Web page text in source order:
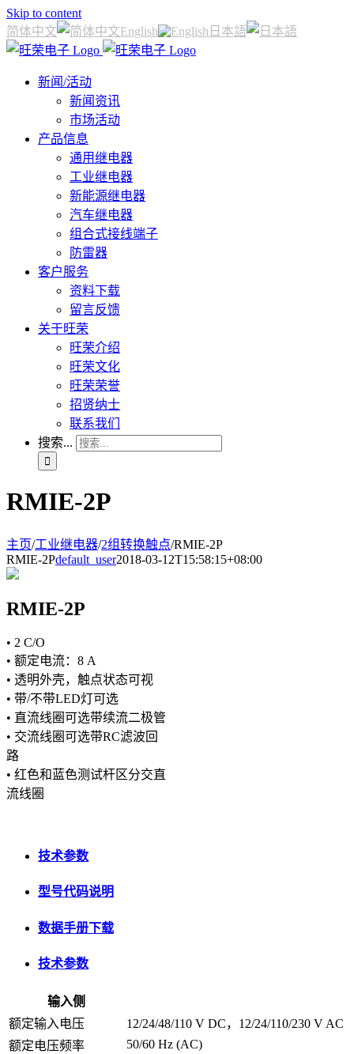
Skip to content
简体中文
English 日本語
新闻/活动
新闻资讯
市场活动
产品信息
通用继电器
工业继电器
新能源继电器
汽车继电器
组合式接线端子
防雷器
客户服务
资料下载
留言反馈
关于旺荣
旺荣介绍
旺荣文化
旺荣荣誉
招贤纳士
联系我们
搜索...
RMIE-2P
主页/工业继电器/2组转换触点/RMIE-2P
RMIE-2Pdefault_user2018-03-12T15:58:15+08:00
RMIE-2P
• 2 C/O
• 额定电流：8 A
• 透明外壳，触点状态可视
• 带/不带LED灯可选
• 直流线圈可选带续流二极管
• 交流线圈可选带RC滤波回
路
• 红色和蓝色测试杆区分交直
流线圈
技术参数
型号代码说明
数据手册下载
技术参数
输入侧
额定输入电压
12/24/48/110 V DC，12/24/110/230 V AC
额定电压频率
50/60 Hz (AC)